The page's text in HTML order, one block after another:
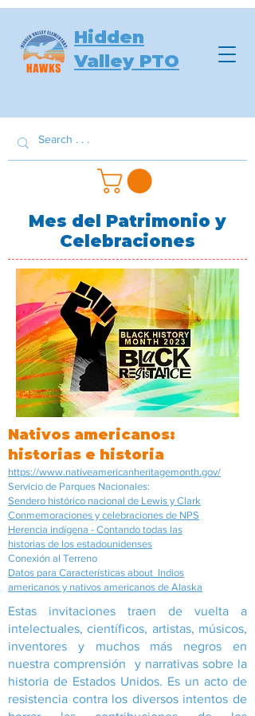
Hidden
Valley PTO
Mes del Patrimonio y
Celebraciones
Nativos americanos:
historias e historia
https://www.nativeamericanheritagemonth.gov/
Servicio de Parques Nacionales:
Sendero histórico nacional de Lewis y Clark
Conmemoraciones y celebraciones de NPS
Herencia indígena - Contando todas las
historias de los estadounidenses
Conexión al Terreno
Datos para Características about Indios
americanos y nativos americanos de Alaska
Estas invitaciones traen de vuelta a
intelectuales, científicos, artistas, músicos,
inventores y muchos más negros en
nuestra comprensión y narrativas sobre la
historia de Estados Unidos. Es un acto de
resistencia contra los diversos intentos de